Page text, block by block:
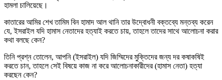
হামলা চালিয়েছে।
কাতারের আমির শেখ তামিম বিন হামাদ আল থানি তার উদ্বোধনী বক্তব্যে মন্তব্য করেন
যে, ইসরাইল যদি হামাস নেতাদের হত্যাই করতে চায়, তাহলে তাদের সাথে আলোচনা করার
কথা বলছে কেন?
তিনি প্রশ্ন তোলেন, আপনি (ইসরাইল) যদি জিম্মিদের মুক্তিদের জন্য দর কষাকষিই
করতে চান, তাহলে সেই বিষয়ে কাজ না করে আলোচনাকারীদের (হামাস নেতা) হত্যা
করছেন কেন?